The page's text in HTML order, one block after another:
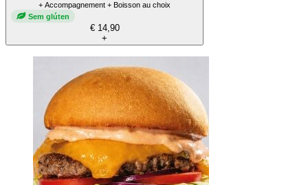
+ Accompagnement + Boisson au choix
Sem glúten
€ 14,90
+